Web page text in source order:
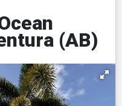
(AB)